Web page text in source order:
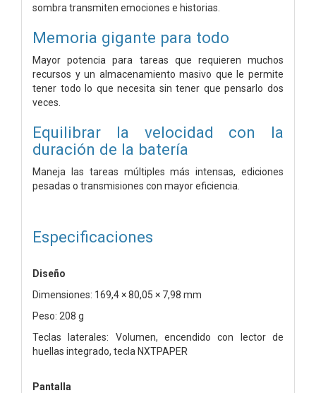
sombra transmiten emociones e historias.
Memoria gigante para todo
Mayor potencia para tareas que requieren muchos
recursos yun almacenamiento masivo que le permite
tener todo lo que necesita sintener que pensarlo dos
veces.
Equilibrar la velocidad con la
duración de la batería
Maneja las tareas múltiples más intensas, ediciones
pesadas o transmisiones con mayor eficiencia.
Especificaciones
Diseño
Dimensiones: 169,4 × 80,05 × 7,98 mm
Peso: 208 g
Teclas laterales: Volumen, encendido con lector de
huellas integrado, tecla NXTPAPER
Pantalla